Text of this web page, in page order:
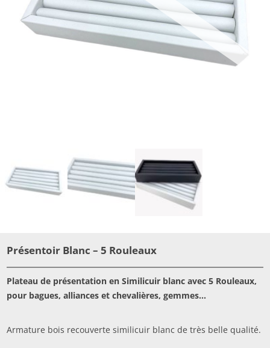
Présentoir Blanc – 5 Rouleaux
Plateau de présentation en Similicuir blanc avec 5 Rouleaux,
pour bagues, alliances et chevalières, gemmes…
Armature bois recouverte similicuir blanc de très belle qualité.